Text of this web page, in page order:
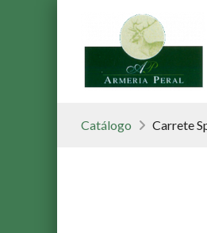
Catálogo Carrete